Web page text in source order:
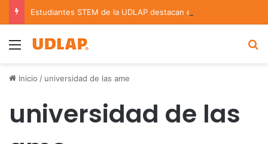
Menu
Inicio / universidad de las ame
universidad de las